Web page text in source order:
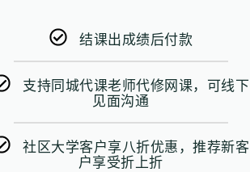
结课出成绩后付款
支持同城代课老师代修网课，可线下
见面沟通
社区大学客户享八折优惠，推荐新客
户享受折上折